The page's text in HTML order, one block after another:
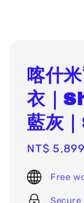
喀什
衣｜
藍灰
Sale
NT$ 5,899
Free